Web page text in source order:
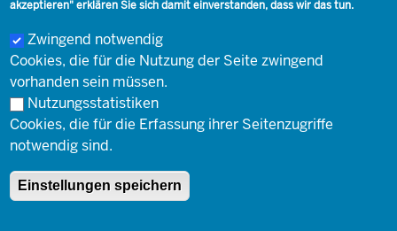
Footer
Kontakt
Kontakt Presse Karriere
Social
Footer
Impressum
© Landesbetrieb Information und Technik Nordrhein-Westfalen
(IT.NRW)
Impressum Datenschutz
akzeptieren" erklären Sie sich damit einverstanden, dass wir das tun.
Zwingend notwendig
Cookies, die für die Nutzung der Seite zwingend
vorhanden sein müssen.
Nutzungsstatistiken
Cookies, die für die Erfassung ihrer Seitenzugriffe
notwendig sind.
Einstellungen speichern